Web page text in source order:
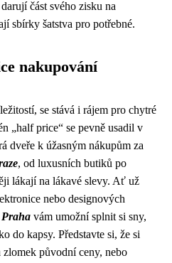
část svého zisku na
sbírky šatstva pro potřebné.
nakupování
se stává i rájem pro chytré
„half price“ se pevně usadil v
dveře k úžasným nákupům za
, od luxusních butiků po
lákají na lákavé slevy. Ať už
nebo designových
vám umožní splnit si sny,
do kapsy. Představte si, že si
původní ceny, nebo